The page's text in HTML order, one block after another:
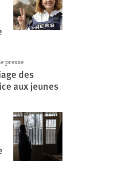
presse
des
aux jeunes